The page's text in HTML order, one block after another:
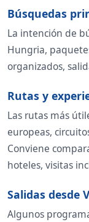
Búsquedas
La intención de
Hungria,
organizados,
Rutas y
Las rutas más
europeas,
Conviene
hoteles, visitas
Salidas desde
Algunos